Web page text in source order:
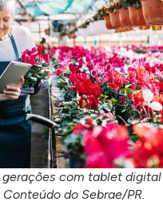
com tablet digital
do Sebrae/PR.